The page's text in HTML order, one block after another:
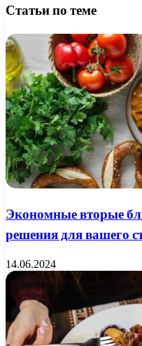
Статьи по теме
Экономные вторые
решения для вашего
14.06.2024